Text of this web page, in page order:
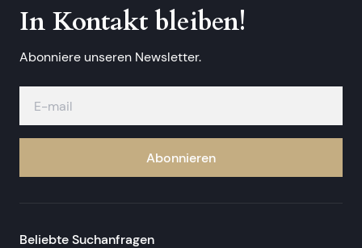
In Kontakt bleiben!
Abonniere unseren Newsletter.
Abonnieren
Beliebte Suchanfragen